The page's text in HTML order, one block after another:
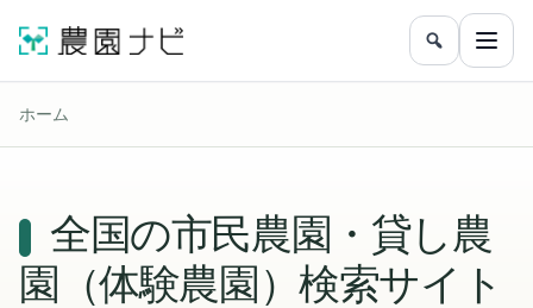
農園をフ
メニ
ホーム
全国の市民農園・貸し農
園（体験農園）検索サイト